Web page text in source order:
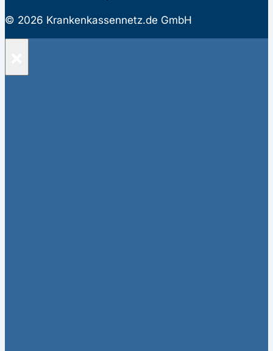
© 2026 Krankenkassennetz.de GmbH